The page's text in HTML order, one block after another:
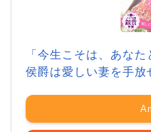
「今生こそは、あな
侯爵は愛しい妻を手放